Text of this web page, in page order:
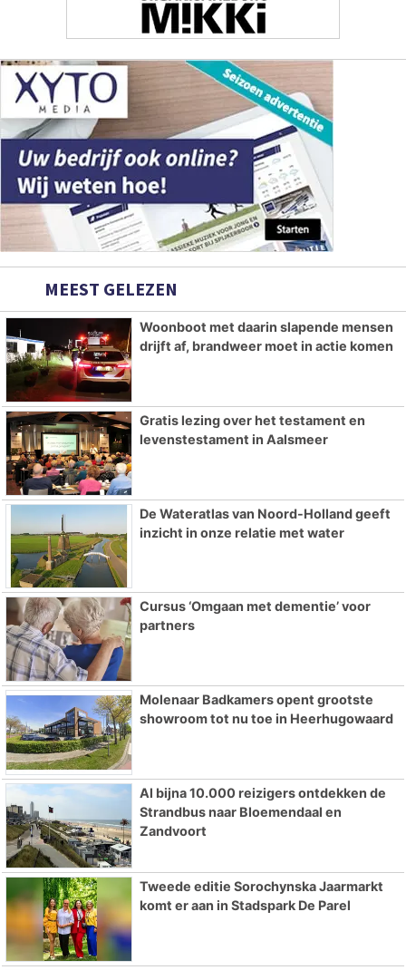
MEEST GELEZEN
Woonboot met daarin slapende mensen
drijft af, brandweer moet in actie komen
Gratis lezing over het testament en
levenstestament in Aalsmeer
De Wateratlas van Noord-Holland geeft
inzicht in onze relatie met water
Cursus ‘Omgaan met dementie’ voor
partners
Molenaar Badkamers opent grootste
showroom tot nu toe in Heerhugowaard
Al bijna 10.000 reizigers ontdekken de
Strandbus naar Bloemendaal en
Zandvoort
Tweede editie Sorochynska Jaarmarkt
komt er aan in Stadspark De Parel